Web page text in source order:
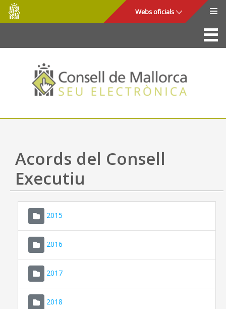
Salta al contingut principal
Consell
de
Mallorca
Webs oficials
La Seu
Consell de Mallorca
Accés i seguretat
Utilitats
Ajuda
Acords del Consell
Executiu
2015
2016
2017
2018